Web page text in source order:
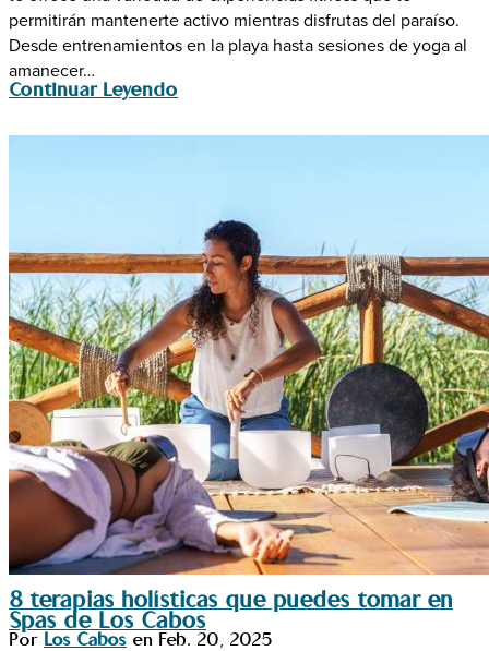
permitirán mantenerte activo mientras disfrutas del paraíso.
Desde entrenamientos en la playa hasta sesiones de yoga al
amanecer…
Continuar Leyendo
8 terapias holísticas que puedes tomar en
Spas de Los Cabos
Por Los Cabos en Feb. 20, 2025